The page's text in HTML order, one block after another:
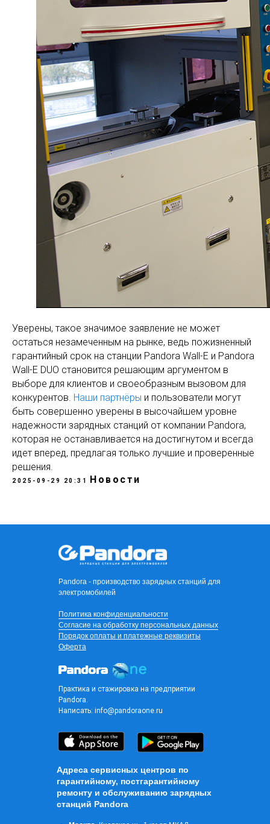
Уверены, такое значимое заявление не может
остаться незамеченным на рынке, ведь пожизненный
гарантийный срок на станции Pandora Wall-E и Pandora
Wall-E DUO становится решающим аргументом в
выборе для клиентов и своеобразным вызовом для
конкурентов. Наши партнёры и пользователи могут
быть совершенно уверены в высочайшем уровне
надежности зарядных станций от компании Pandora,
которая не останавливается на достигнутом и всегда
идет вперед, предлагая только лучшие и проверенные
решения.
2025-09-29 20:31 Новости
Pandora - производство зарядных станций для
электромобилей
Политика конфиденциальности
Согласие на обработку персональных данных
Порядок оплаты и платежные реквизиты
Оферта
Адреса сервисных центров по
гарантийному, постгарантийному
ремонту и обслуживанию зарядных
станций Pandora
Практика и стажировка на предприятии
Pandora.
Написать: info@pandoraone.ru